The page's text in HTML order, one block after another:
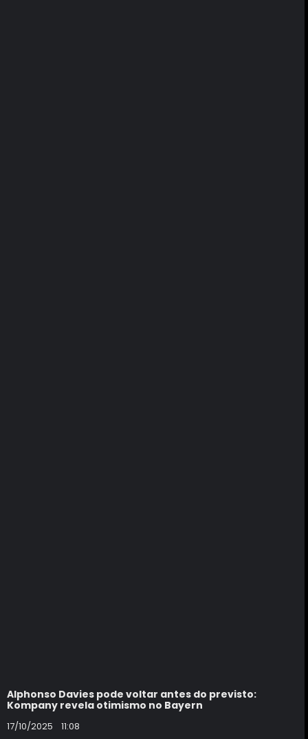
Alphonso Davies pode voltar antes do previsto:
Kompany revela otimismo no Bayern
17/10/2025 11:08